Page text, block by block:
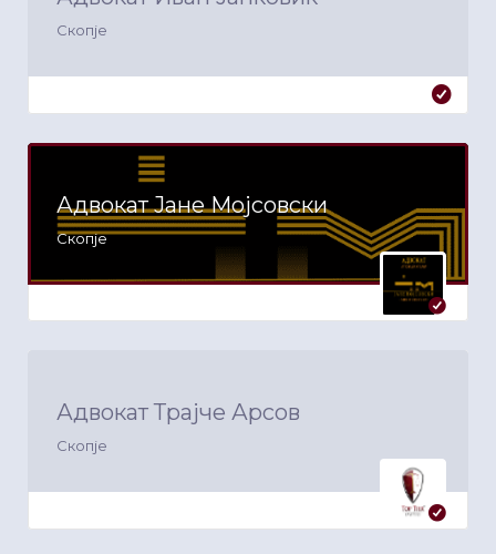
Скопје
Адвокат Јане Мојсовски
Скопје
Адвокат Трајче Арсов
Скопје